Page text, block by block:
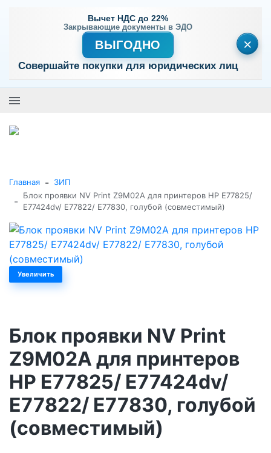
Вычет НДС до 22%
Закрывающие документы в ЭДО
ВЫГОДНО
Совершайте покупки для юридических лиц
×
Главная - ЗИП
-
Блок проявки NV Print Z9M02A для принтеров HP E77825/
E77424dv/ E77822/ E77830, голубой (совместимый)
Увеличить
Блок проявки NV Print
Z9M02A для принтеров
HP E77825/ E77424dv/
E77822/ E77830, голубой
(совместимый)